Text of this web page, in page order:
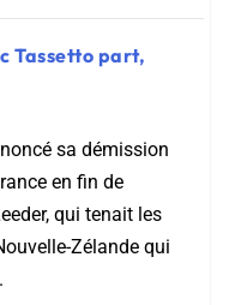
Tassetto part,
sa démission
en fin de
qui tenait les
Zélande qui